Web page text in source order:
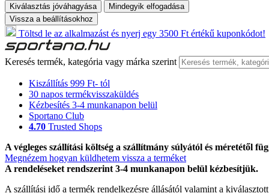
Kiválasztás jóváhagyása
Mindegyik elfogadása
Vissza a beállításokhoz
Töltsd le az alkalmazást és nyerj egy 3500 Ft értékű kuponkódot!
Keresés termék, kategória vagy márka szerint
Kiszállítás 999 Ft- tól
30 napos termékvisszaküldés
Kézbesítés 3-4 munkanapon belül
Sportano Club
4.70 Trusted Shops
A végleges szállítási költség a szállítmány súlyától és méretétől
Megnézem hogyan küldhetem vissza a terméket
A rendeléseket rendszerint 3-4 munkanapon belül kézbesítjük.
A szállítási idő a termék rendelkezésre állásától valamint a